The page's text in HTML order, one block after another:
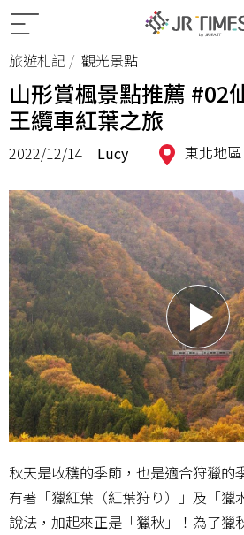
旅遊札記 觀光景點
山形賞楓景點推薦 #02
王纜車紅葉之旅
2022/12/14 Lucy 東北地
秋天是收穫的季節，也是適合狩獵的
有著「獵紅葉（紅葉狩り）」及「獵
說法，加起來正是「獵秋」！為了獵